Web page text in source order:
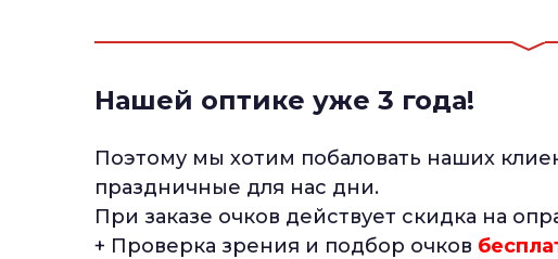
Нашей оптике уже 3 года!
Поэтому мы хотим побаловать наших
праздничные для нас дни.
При заказе очков действует скидка на
+ Проверка зрения и подбор очков